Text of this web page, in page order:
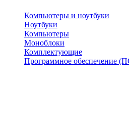
Компьютеры и ноутбуки
Ноутбуки
Компьютеры
Моноблоки
Комплектующие
Программное обеспечение